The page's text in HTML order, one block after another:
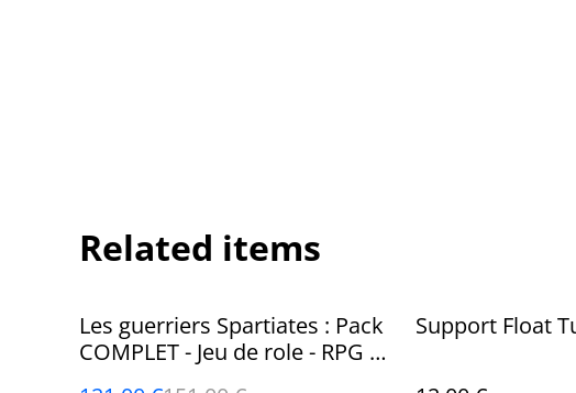
Related items
%
Les guerriers Spartiates : Pack
COMPLET - Jeu de role - RPG -
Support Float